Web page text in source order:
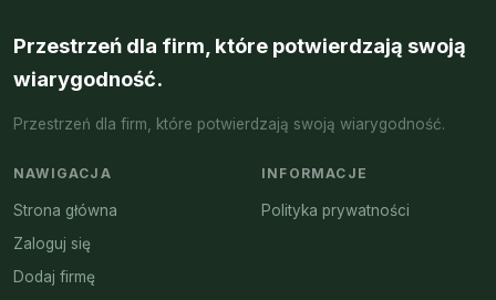
Przestrzeń dla firm, które potwierdzają swoją
wiarygodność.
Przestrzeń dla firm, które potwierdzają swoją wiarygodność.
NAWIGACJA
Strona główna
Zaloguj się
Dodaj firmę
INFORMACJE
Polityka prywatności